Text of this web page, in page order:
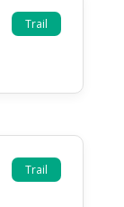
Trail
Trail